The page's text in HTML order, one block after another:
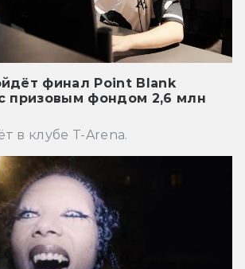
финал Point Blank
призовым фондом 2,6 млн
в клубе T-Arena.